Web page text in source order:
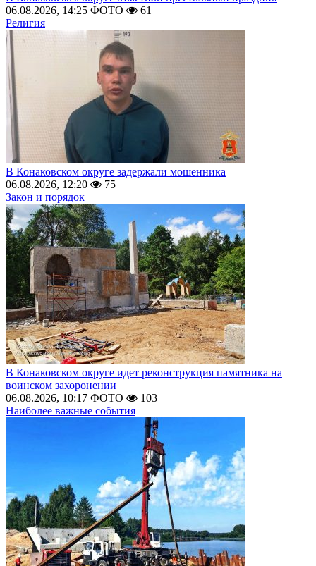
06.08.2026, 14:25 ФОТО
61
Религия
В Конаковском округе задержали мошенника
06.08.2026, 12:20
75
Закон и порядок
В Конаковском округе идет реконструкция памятника на
воинском захоронении
06.08.2026, 10:17 ФОТО
103
Наиболее важные события